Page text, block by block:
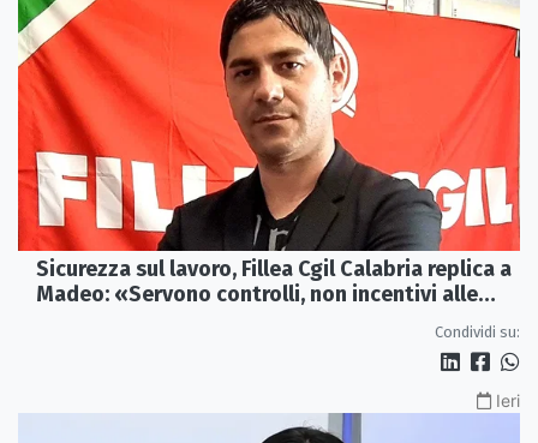
Sicurezza sul lavoro, Fillea Cgil Calabria replica a
Madeo: «Servono controlli, non incentivi alle
Condividi su:
Ieri